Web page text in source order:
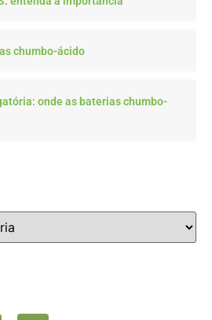
chumbo-ácido
onde as baterias chumbo-